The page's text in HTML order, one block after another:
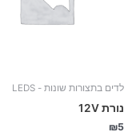
לדים בתצורות שונות - LEDS
נורת 12V
₪5